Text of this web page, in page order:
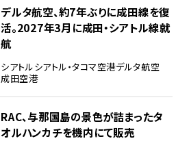
デルタ航空、約7年ぶりに成田線を復
活。2027年3月に成田・シアトル線就
航
シアトルシアトル・タコマ空港デルタ航空
成田空港
RAC、与那国島の景色が詰まったタ
オルハンカチを機内にて販売